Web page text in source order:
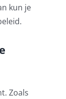
kun je
Zoals